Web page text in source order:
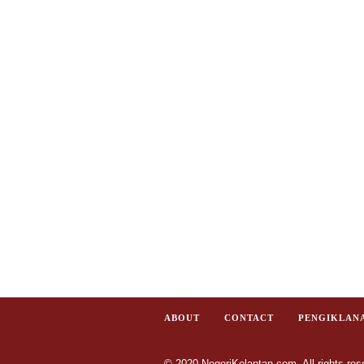
ABOUT CONTACT